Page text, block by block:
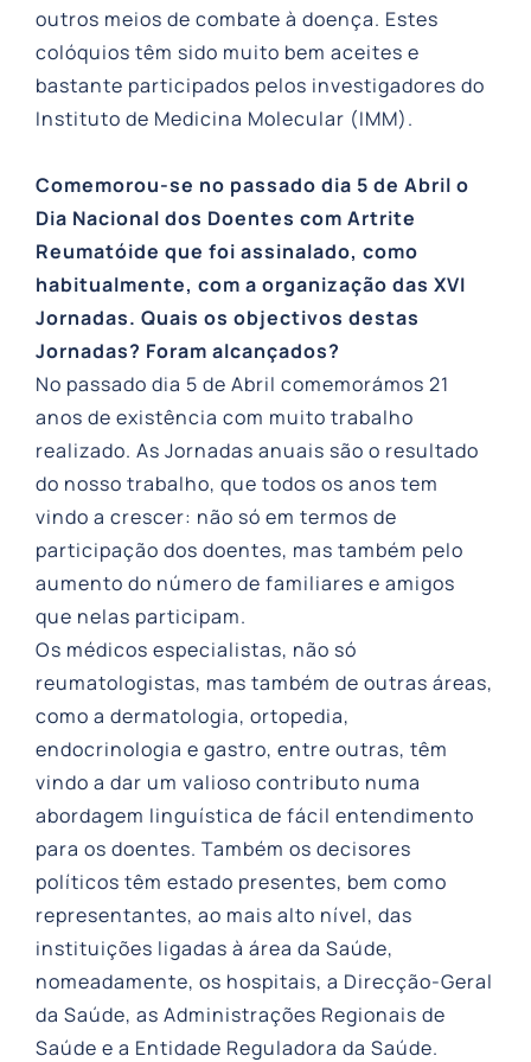
outros meios de combate à doença. Estes
colóquios têm sido muito bem aceites e
bastante participados pelos investigadores do
Instituto de Medicina Molecular (IMM).
Comemorou-se no passado dia 5 de Abril o
Dia Nacional dos Doentes com Artrite
Reumatóide que foi assinalado, como
habitualmente, com a organização das XVI
Jornadas. Quais os objectivos destas
Jornadas? Foram alcançados?
No passado dia 5 de Abril comemorámos 21
anos de existência com muito trabalho
realizado. As Jornadas anuais são o resultado
do nosso trabalho, que todos os anos tem
vindo a crescer: não só em termos de
participação dos doentes, mas também pelo
aumento do número de familiares e amigos
que nelas participam.
Os médicos especialistas, não só
reumatologistas, mas também de outras áreas,
como a dermatologia, ortopedia,
endocrinologia e gastro, entre outras, têm
vindo a dar um valioso contributo numa
abordagem linguística de fácil entendimento
para os doentes. Também os decisores
políticos têm estado presentes, bem como
representantes, ao mais alto nível, das
instituições ligadas à área da Saúde,
nomeadamente, os hospitais, a Direcção-Geral
da Saúde, as Administrações Regionais de
Saúde e a Entidade Reguladora da Saúde.